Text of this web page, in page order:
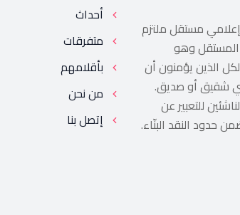
مستقل ملتزم
المستقل وهو
الذين يؤمنون أن
شقيق أو صديق.
للتعبير عن
حدود النقد البنّاء.
أحداث
متفرقات
بأقلامهم
من نحن
إتصل بنا